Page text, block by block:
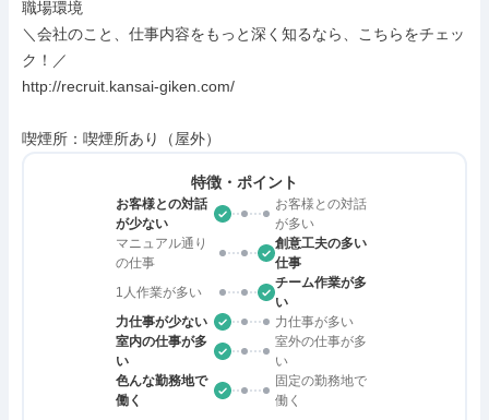
職場環境
＼会社のこと、仕事内容をもっと深く知るなら、こちらをチェッ
ク！／
http://recruit.kansai-giken.com/
喫煙所：喫煙所あり（屋外）
特徴・ポイント
お客様との対話
が少ない
お客様との対話
が多い
マニュアル通り
の仕事
創意工夫の多い
仕事
1人作業が多い
チーム作業が多
い
力仕事が少ない
力仕事が多い
室内の仕事が多
い
室外の仕事が多
い
色んな勤務地で
働く
固定の勤務地で
働く